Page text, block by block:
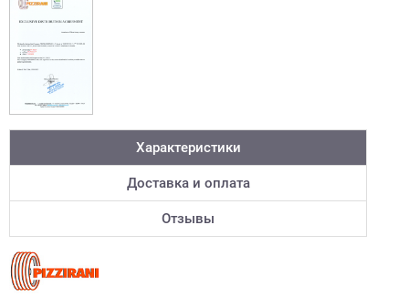
Характеристики
Доставка и оплата
Отзывы